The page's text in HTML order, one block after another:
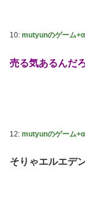
10: mutyunのゲーム+α
売る気あるんだ
12: mutyunのゲーム+α
そりゃエルエデ